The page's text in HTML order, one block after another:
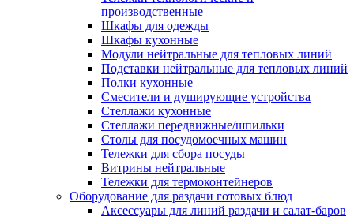
производственные
Шкафы для одежды
Шкафы кухонные
Модули нейтральные для тепловых линий
Подставки нейтральные для тепловых линий
Полки кухонные
Смесители и душирующие устройства
Стеллажи кухонные
Стеллажи передвижные/шпильки
Столы для посудомоечных машин
Тележки для сбора посуды
Витрины нейтральные
Тележки для термоконтейнеров
Оборудование для раздачи готовых блюд
Аксессуары для линий раздачи и салат-баров